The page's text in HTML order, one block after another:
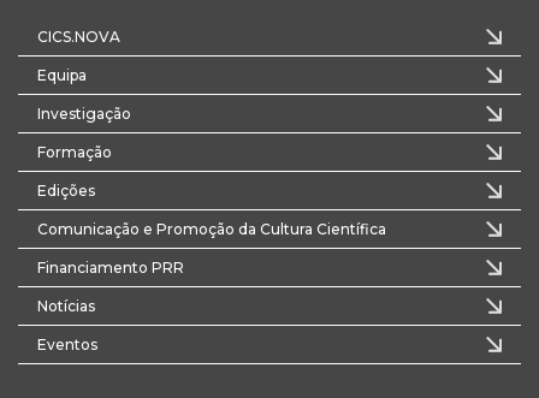
CICS.NOVA
Equipa
Investigação
Formação
Edições
Comunicação e Promoção da Cultura Científica
Financiamento PRR
Notícias
Eventos